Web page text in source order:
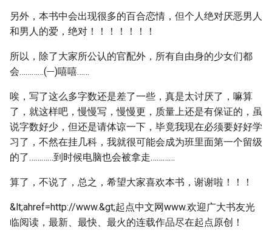
另外，本书中会出现很多的百合恋情，但个人绝对厌恶男人
和男人的爱，绝对！！！！！！！
所以，除了大家所公认的官配外，所有自由身的少女们都
会…………( __)嘻嘻……
唉，写了这么多字数还是差了一些，真是太讨厌了，嘛算
了，就这样吧，慢慢写，慢慢更，质量上还是有保证的，虽
说字数好少，但还是请体谅一下，毕竟我现在必须要好好学
习了，不然在挂几科，我就很可能会成为班里面第一个留级
的了…………到时候电脑也会被拿走…………
算了，不说了，总之，希望大家喜欢本书，谢谢啦！！！
&lt;ahref=http://www.&gt;起点中文网www.欢迎广大书友光
临阅读，最新、最快、最火的连载作品尽在起点原创！